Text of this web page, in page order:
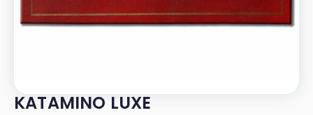
KATAMINO LUXE